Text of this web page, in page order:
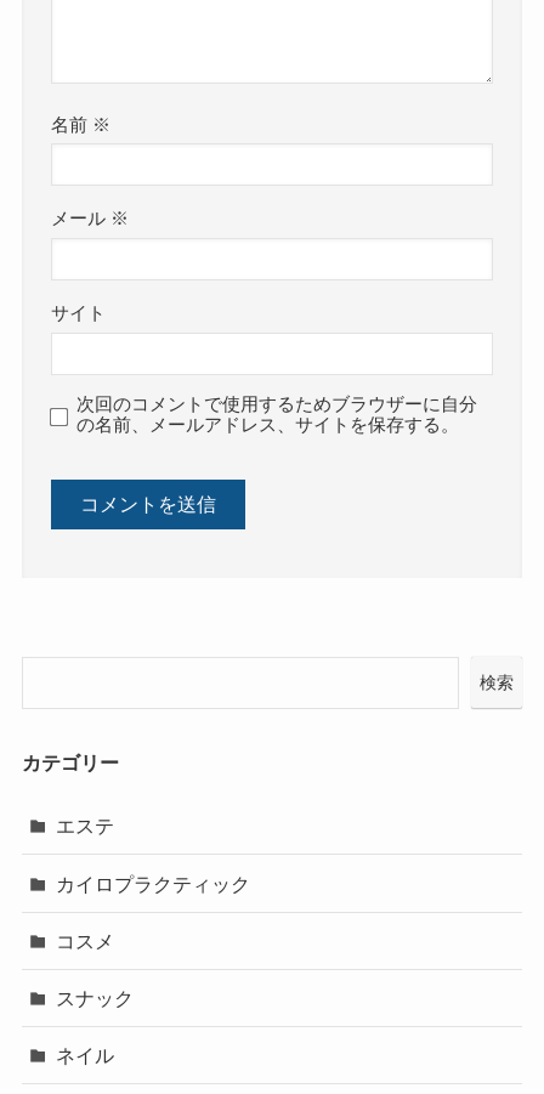
名前 ※
メール ※
サイト
次回のコメントで使用するためブラウザーに自分
の名前、メールアドレス、サイトを保存する。
検索
カテゴリー
エステ
カイロプラクティック
コスメ
スナック
ネイル